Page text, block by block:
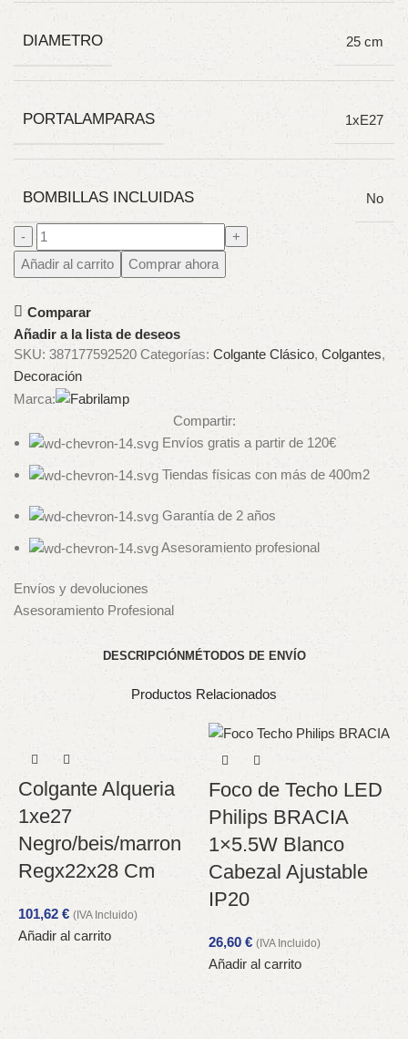
DIAMETRO 25 cm
PORTALAMPARAS 1xE27
BOMBILLAS INCLUIDAS No
Añadir al carrito Comprar ahora
Comparar
Añadir a la lista de deseos
SKU: 387177592520 Categorías: Colgante Clásico, Colgantes,
Decoración
Marca:
Compartir:
Envíos gratis a partir de 120€
Tiendas físicas con más de 400m2
Garantía de 2 años
Asesoramiento profesional
Envíos y devoluciones
Asesoramiento Profesional
DESCRIPCIÓN MÉTODOS DE ENVÍO
Productos Relacionados
Colgante Alqueria
1xe27
Negro/beis/marron
Regx22x28 Cm
101,62 € (IVA Incluido)
Añadir al carrito
Foco de Techo LED
Philips BRACIA
1×5.5W Blanco
Cabezal Ajustable
IP20
26,60 € (IVA Incluido)
Añadir al carrito